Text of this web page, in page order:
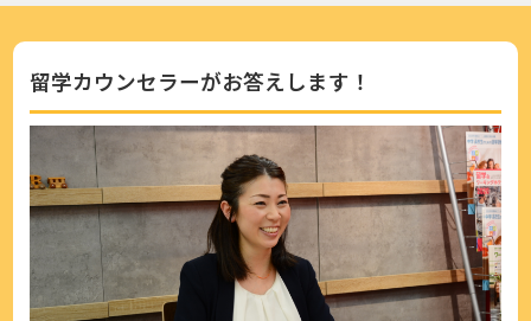
留学カウンセラーがお答えします！